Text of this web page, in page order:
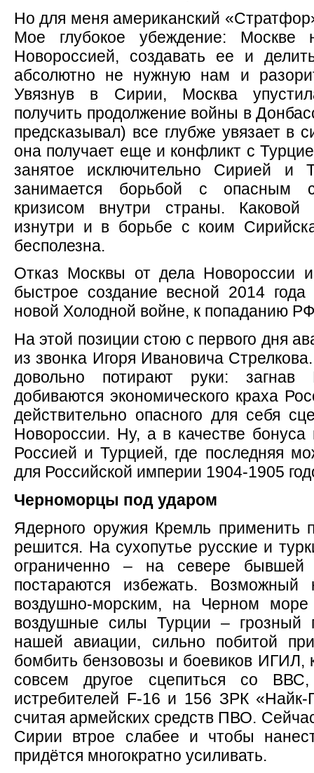
Но для меня американский
Мое глубокое убеждение: Москве
Новороссией, создавать ее и
абсолютно не нужную нам и
Увязнув в Сирии, Москва
получить продолжение войны в
предсказывал) все глубже увязает в
она получает еще и конфликт с
занятое исключительно Сирией и
занимается борьбой с опасным
кризисом внутри страны. Каковой
изнутри и в борьбе с коим
бесполезна.
Отказ Москвы от дела Новороссии
быстрое создание весной 2014
новой Холодной войне, к попаданию РФ
На этой позиции стою с первого дня
из звонка Игоря Ивановича
довольно потирают руки:
добиваются экономического краха
действительно опасного для себя
Новороссии. Ну, а в качестве
Россией и Турцией, где последняя
для Российской империи 1904-1905
Черноморцы под ударом
Ядерного оружия Кремль применить
решится. На сухопутье русские и
ограниченно – на севере
постараются избежать.
воздушно-морским, на Черном
воздушные силы Турции – грозный
нашей авиации, сильно побитой
бомбить бензовозы и боевиков ИГИЛ,
совсем другое сцепиться со
истребителей F-16 и 156 ЗРК «Найк-
считая армейских средств ПВО.
Сирии втрое слабее и чтобы
придётся многократно усиливать.